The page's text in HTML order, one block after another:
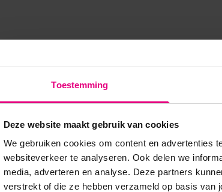
Toestemming
Deze website maakt gebruik van cookies
We gebruiken cookies om content en advertenties
websiteverkeer te analyseren. Ook delen we
media, adverteren en analyse. Deze partners
verstrekt of die ze hebben verzameld op basis van
error: a client-side exception has occurred